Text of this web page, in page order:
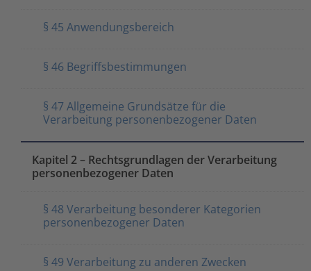
§ 45 Anwendungsbereich
§ 46 Begriffsbestimmungen
§ 47 Allgemeine Grundsätze für die
Verarbeitung personenbezogener Daten
Kapitel 2 – Rechtsgrundlagen der Verarbeitung
personenbezogener Daten
§ 48 Verarbeitung besonderer Kategorien
personenbezogener Daten
§ 49 Verarbeitung zu anderen Zwecken